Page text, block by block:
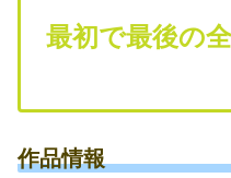
最初で最後の全
作品情報